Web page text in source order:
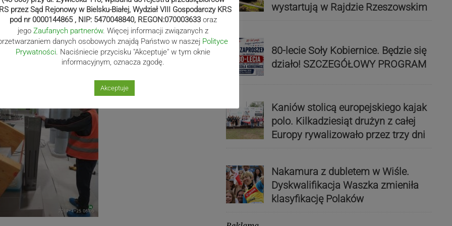
wystartują w Rajdzie Rzeszowskim
80-lecie Soły Kobiernice. Będzie się
działo! SZCZEGÓŁOWY PROGRAM
Kaniów stolicą europejskiego kajak
polo. Kilkadziesiąt drużyn z całej
Europy rywalizowało przez trzy dni
Nakamura z dubletem w Wiśle.
Dyskwalifikacja Waszka zmieniła
klasyfikację Polaków
przez Sąd Rejonowy w Bielsku-Białej, Wydział VIII Gospodarczy KRS
pod nr 0000144865 , NIP: 5470048840, REGON:070003633 oraz
jego Zaufanych partnerów. Więcej informacji związanych z
danych osobowych znajdą Państwo w naszej Polityce
Prywatności . Naciśniecie przycisku "Akceptuje" w tym oknie
informacyjnym, oznacza zgodę.
Akceptuje